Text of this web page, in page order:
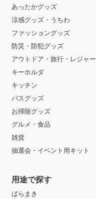
あったかグッズ
涼感グッズ・うちわ
ファッショングッズ
防災・防犯グッズ
アウトドア・旅行・レジャー
キーホルダ
キッチン
バスグッズ
お掃除グッズ
グルメ・食品
雑貨
抽選会・イベント用キット
用途で探す
ばらまき